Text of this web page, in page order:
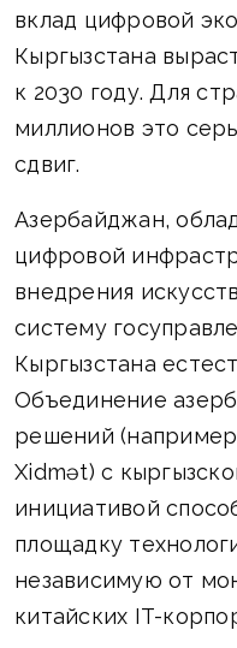
вклад цифровой
Кыргызстана
к 2030 году. Для
миллионов это
сдвиг.
Азербайджан,
цифровой
внедрения
систему
Кыргызстана
Объединение
решений
Xidmət) с
инициативой
площадку
независимую от
китайских IT-